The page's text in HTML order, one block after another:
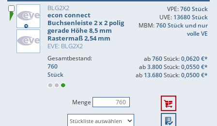
BLG2X2
econ connect
Buchsenleiste 2 x 2 polig
gerade Höhe 8,5 mm
Rastermaß 2,54 mm
EVE: BLG2X2
VPE:760 Stück
UVE: 13680 Stück
MBM:760 Stück und nur
volle VE
Gesamtbestand:
760
Stück
ab760Stück:0,0620 €*
ab3.800Stück:0,0550 €*
ab 13.680Stück:0,0500 €*
Menge